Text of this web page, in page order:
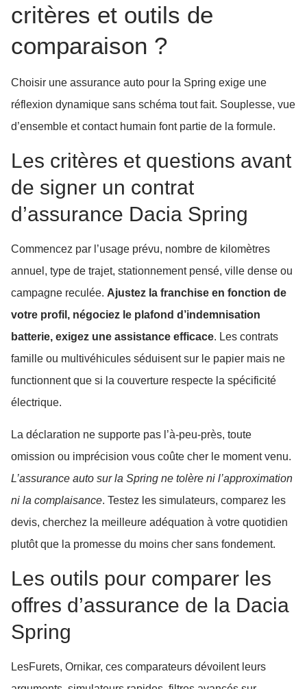
critères et outils de
comparaison ?
Choisir une assurance auto pour la Spring exige une
réflexion dynamique sans schéma tout fait. Souplesse, vue
d’ensemble et contact humain font partie de la formule.
Les critères et questions avant
de signer un contrat
d’assurance Dacia Spring
Commencez par l’usage prévu, nombre de kilomètres
annuel, type de trajet, stationnement pensé, ville dense ou
campagne reculée. Ajustez la franchise en fonction de
votre profil, négociez le plafond d’indemnisation
batterie, exigez une assistance efficace. Les contrats
famille ou multivéhicules séduisent sur le papier mais ne
functionnent que si la couverture respecte la spécificité
électrique.
La déclaration ne supporte pas l’à-peu-près, toute
omission ou imprécision vous coûte cher le moment venu.
L’assurance auto sur la Spring ne tolère ni l’approximation
ni la complaisance. Testez les simulateurs, comparez les
devis, cherchez la meilleure adéquation à votre quotidien
plutôt que la promesse du moins cher sans fondement.
Les outils pour comparer les
offres d’assurance de la Dacia
Spring
LesFurets, Ornikar, ces comparateurs dévoilent leurs